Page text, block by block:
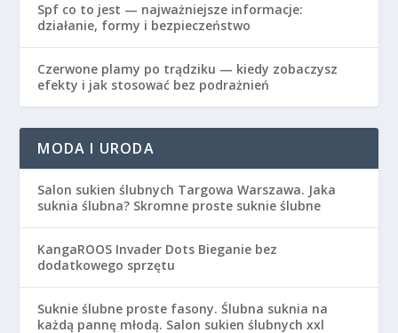
Spf co to jest — najważniejsze informacje:
działanie, formy i bezpieczeństwo
Czerwone plamy po trądziku — kiedy zobaczysz
efekty i jak stosować bez podrażnień
MODA I URODA
Salon sukien ślubnych Targowa Warszawa. Jaka
suknia ślubna? Skromne proste suknie ślubne
KangaROOS Invader Dots Bieganie bez
dodatkowego sprzętu
Suknie ślubne proste fasony. Ślubna suknia na
każdą pannę młodą. Salon sukien ślubnych xxl